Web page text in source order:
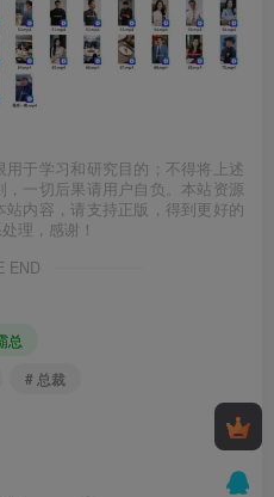
于学习和研究目的；不得将上述
一切后果请用户自负。本站资源
内容，请支持正版，得到更好的
理，感谢！
END
总
# 总裁